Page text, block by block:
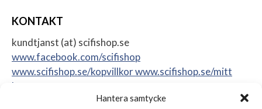
Hantera samtycke
KONTAKT
kundtjanst (at) scifishop.se
www.facebook.com/scifishop
www.scifishop.se/kopvillkorwww.scifishop.se/mitt
konto